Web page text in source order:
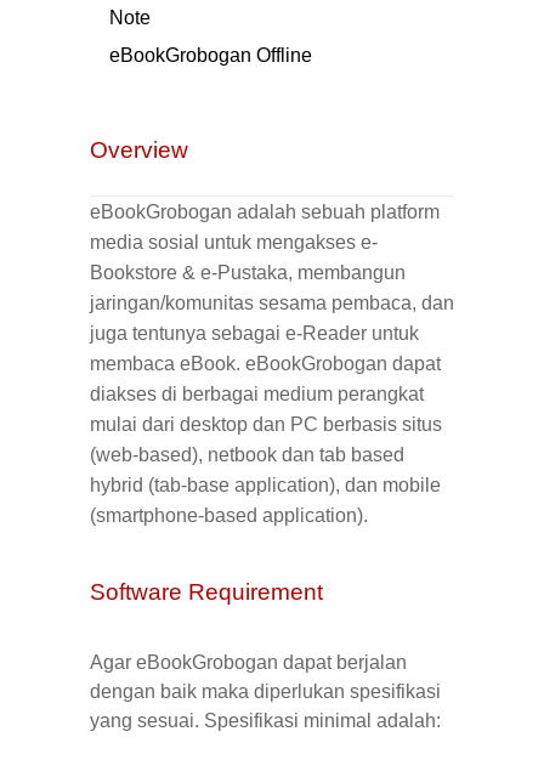
Note
eBookGrobogan Offline
Overview
eBookGrobogan adalah sebuah platform
media sosial untuk mengakses e-
Bookstore & e-Pustaka, membangun
jaringan/komunitas sesama pembaca, dan
juga tentunya sebagai e-Reader untuk
membaca eBook. eBookGrobogan dapat
diakses di berbagai medium perangkat
mulai dari desktop dan PC berbasis situs
(web-based), netbook dan tab based
hybrid (tab-base application), dan mobile
(smartphone-based application).
Software Requirement
Agar eBookGrobogan dapat berjalan
dengan baik maka diperlukan spesifikasi
yang sesuai. Spesifikasi minimal adalah: